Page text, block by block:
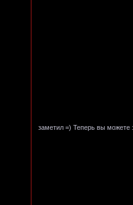
заметил =) Теперь вы можете